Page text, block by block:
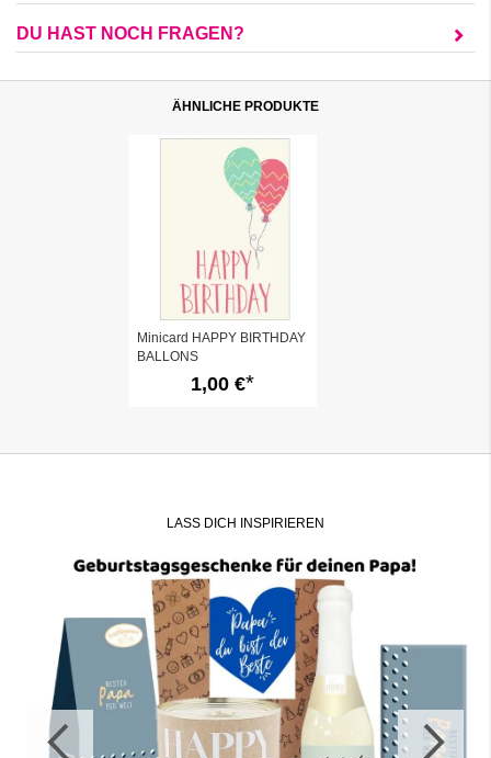
DU HAST NOCH FRAGEN?
ÄHNLICHE PRODUKTE
Minicard HAPPY BIRTHDAY
BALLONS
1,00 €
LASS DICH INSPIRIEREN